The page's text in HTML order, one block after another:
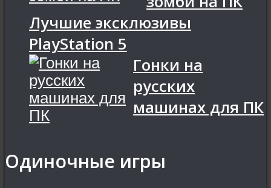
Лучшие эксклюзивы
PlayStation 5
Гонки на
русских
машинах для ПК
Одиночные игры